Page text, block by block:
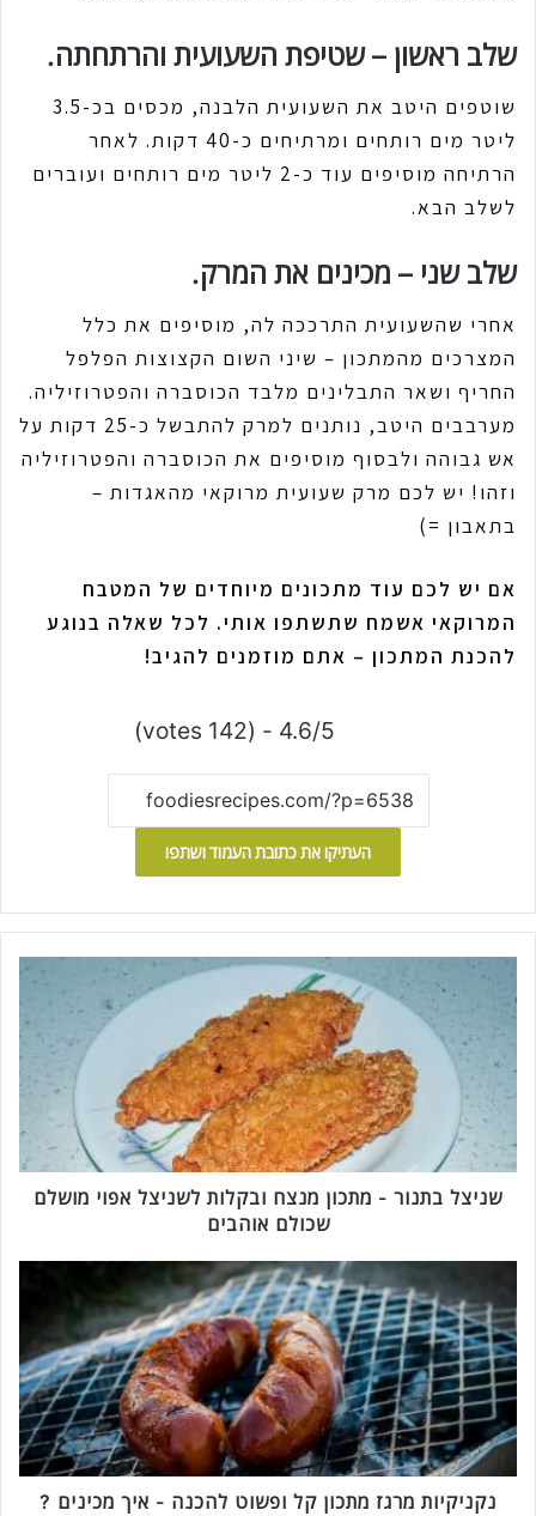
שלב ראשון – שטיפת השעועית והרתחתה.
שוטפים היטב את השעועית הלבנה, מכסים בכ-3.5
ליטר מים רותחים ומרתיחים כ-40 דקות. לאחר
הרתיחה מוסיפים עוד כ-2 ליטר מים רותחים ועוברים
לשלב הבא.
שלב שני – מכינים את המרק.
אחרי שהשעועית התרככה לה, מוסיפים את כלל
המצרכים מהמתכון – שיני השום הקצוצות הפלפל
החריף ושאר התבלינים מלבד הכוסברה והפטרוזיליה.
מערבבים היטב, נותנים למרק להתבשל כ-25 דקות על
אש גבוהה ולבסוף מוסיפים את הכוסברה והפטרוזיליה
וזהו! יש לכם מרק שעועית מרוקאי מהאגדות –
בתאבון =)
אם יש לכם עוד מתכונים מיוחדים של המטבח
המרוקאי אשמח שתשתפו אותי. לכל שאלה בנוגע
להכנת המתכון – אתם מוזמנים להגיב!
4.6/5 - (142 votes)
העתיקו את כתובת העמוד ושתפו
נ
י
ל
ב
נ
ו
ו
ן
מ
נ
צ
ח
שניצל בתנור - מתכון מנצח ובקלות לשניצל אפוי מושלם
שכולם אוהבים
נ
י
ק
י
ו
ת
מ
נקניקיות מרגז מתכון קל ופשוט להכנה - איך מכינים ?